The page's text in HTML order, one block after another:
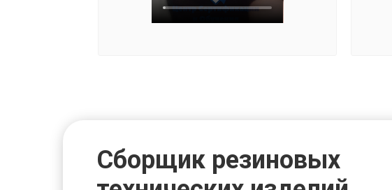
Сборщик резиновых